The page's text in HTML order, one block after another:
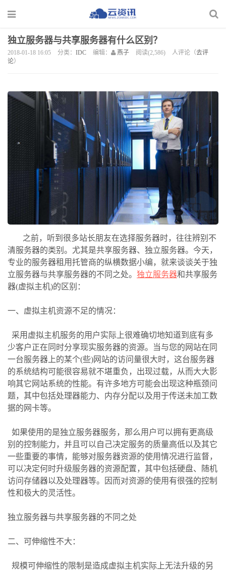
独立服务器与共享服务器有什么区别？
2018-01-18 16:05 分类： IDC 编辑： 燕子 阅读(2,586) 人评论（去评
论）
之前，听到很多站长朋友在选择服务器时，往往辨别不
清服务器的类别。尤其是共享服务器、独立服务器。今天，
专业的服务器租用托管商的纵横数据小编，就来谈谈关于独
立服务器与共享服务器的不同之处。 独立服务器和共享服务
器(虚拟主机)的区别：
一、虚拟主机资源不足的情况：
采用虚拟主机服务的用户实际上很难确切地知道到底有多
少客户正在同时分享现实服务器的资源。当与您的网站在同
一台服务器上的某个(些)网站的访问量很大时，这台服务器
的系统结构可能很容易就不堪重负，出现过载，从而大大影
响其它网站系统的性能。有许多地方可能会出现这种瓶颈问
题，其中包括处理器能力、内存分配以及用于传送未加工数
据的网卡等。
如果使用的是独立服务器服务，那么用户可以拥有更高级
别的控制能力，并且可以自己决定服务的质量高低以及其它
一些重要的事情，能够对服务器资源的使用情况进行监督，
可以决定何时升级服务器的资源配置，其中包括硬盘、随机
访问存储器以及处理器等。因而对资源的使用有很强的控制
性和极大的灵活性。
独立服务器与共享服务器的不同之处
二、可伸缩性不大：
规模可伸缩性的限制是造成虚拟主机实际上无法升级的另